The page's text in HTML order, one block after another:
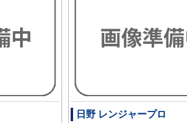
日野 レンジャープロ